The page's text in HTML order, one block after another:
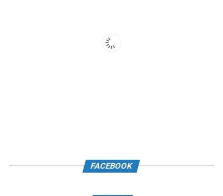
FACEBOOK